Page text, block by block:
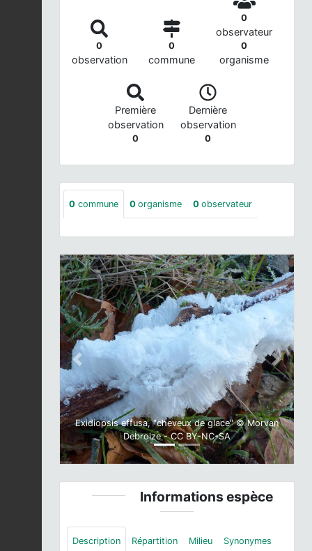
0
observation
0
commune
0
observateur
0
organisme
Première
observation
0
Dernière
observation
0
0 commune 0 organisme 0 observateur
Exidiopsis effusa, "cheveux de glace" © Morvan
Debroize - CC BY-NC-SA
Previous Next
Informations espèce
Description Répartition Milieu Synonymes